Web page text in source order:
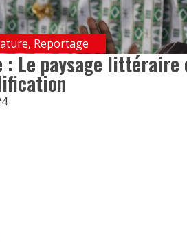
, Reportage
: Le paysage littéraire